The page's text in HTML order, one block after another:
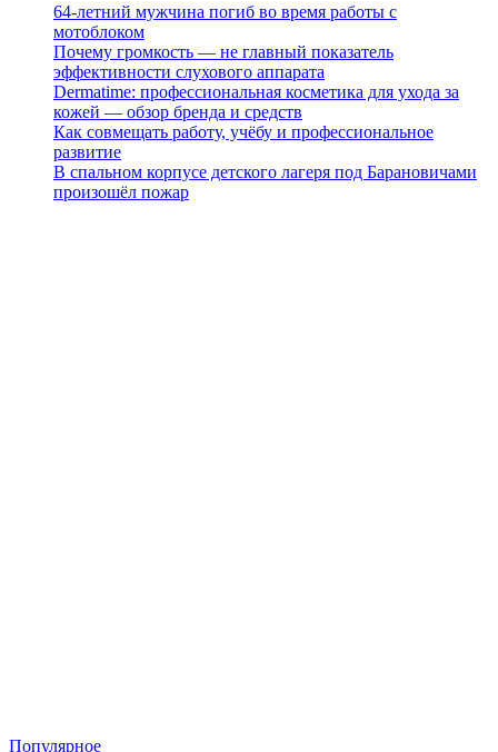
64-летний мужчина погиб во время работы с
мотоблоком
Почему громкость — не главный показатель
эффективности слухового аппарата
Dermatime: профессиональная косметика для ухода за
кожей — обзор бренда и средств
Как совмещать работу, учёбу и профессиональное
развитие
В спальном корпусе детского лагеря под Барановичами
произошёл пожар
Популярное